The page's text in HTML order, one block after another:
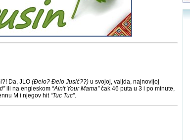
Da, JLO (Đelo? Đelo Jusić??) u svojoj, valjda, najnovijoj
ili na engleskom “Ain't Your Mama”čak 46 puta u 3 i po minute,
M i njegov hit “Tuc Tuc”.